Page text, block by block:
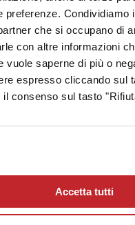
che si occupano di
con altre informazioni
saperne di più o
espresso cliccando sul
consenso sul tasto
Accetta tutti
primavera fiorente e
italiano ed europeo.